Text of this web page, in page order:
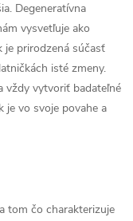
Degeneratívna
vysvetľuje ako
je prirodzená súčasť
isté zmeny.
vždy vytvoriť badateľné
je vo svoje povahe a
tom čo charakterizuje